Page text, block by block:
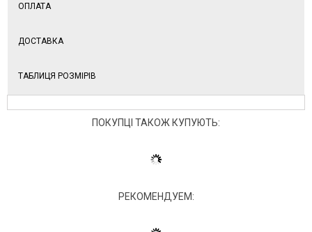
ОПЛАТА
ДОСТАВКА
ТАБЛИЦЯ РОЗМІРІВ
ПОКУПЦІ ТАКОЖ КУПУЮТЬ:
РЕКОМЕНДУЕМ: